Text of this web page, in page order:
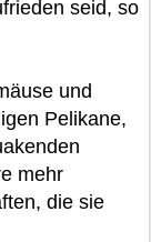
seid, so
und
Pelikane,
mehr
die sie